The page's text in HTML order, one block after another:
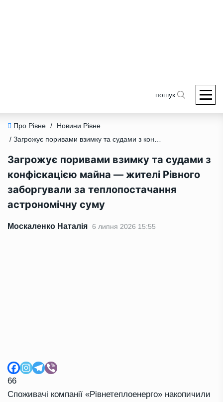
пошук
Про Рівне /
Новини Рівне
/ Загрожує поривами взимку та судами з конфіскацією майна — жителі Рівного заборгували за теплопостачання астрономічну суму
Загрожує поривами взимку та судами з
конфіскацією майна — жителі Рівного
заборгували за теплопостачання
астрономічну суму
Москаленко Наталія 6 липня 2026 15:55
66
Споживачі компанії «Рівнетеплоенерго» накопичили